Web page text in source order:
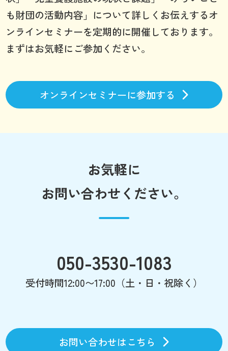
も財団の活動内容」について詳しくお伝えするオ
ンラインセミナーを定期的に開催しております。
まずはお気軽にご参加ください。
オンラインセミナーに参加する
お気軽に
お問い合わせください。
050-3530-1083
受付時間12:00〜17:00（土・日・祝除く）
お問い合わせはこちら